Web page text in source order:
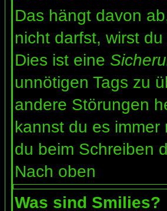
Das hängt davon
nicht darfst, wirst
Dies ist eine
unnötigen Tags zu
andere Störungen
kannst du es
du beim Schreiben
Nach oben
Was sind Smilies?